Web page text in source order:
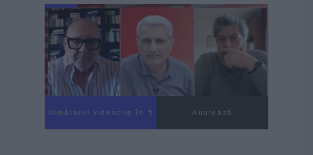
Următorul videoclip în 4 Anulează